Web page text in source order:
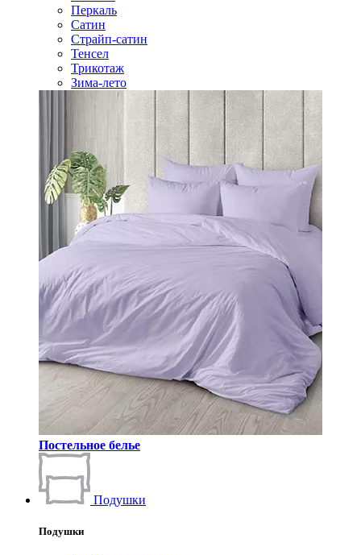
Перкаль
Сатин
Страйп-сатин
Тенсел
Трикотаж
Зима-лето
Постельное белье
Подушки
Подушки